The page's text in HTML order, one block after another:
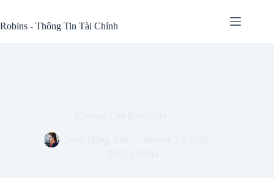
content
Robins - Thông Tin Tài Chính